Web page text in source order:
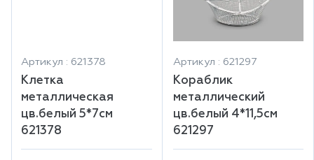
Артикул : 621378
Клетка
металлическая
цв.белый 5*7см
621378
Артикул : 621297
Кораблик
металлический
цв.белый 4*11,5см
621297